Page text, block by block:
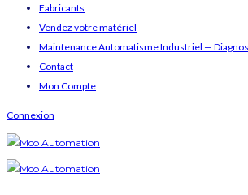
Fabricants
Vendez votre matériel
Maintenance Automatisme Industriel —
Contact
Mon Compte
Connexion